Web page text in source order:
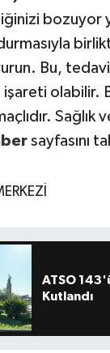
bozuyor
Bu,
işareti olabilir.
Sağlık
sayfasını
ATSO
Kutlandı